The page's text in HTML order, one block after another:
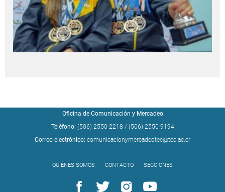
Oficina de Comunicación y Mercadeo
Teléfono: (506) 2550-2218 / (506) 2550-9194
Correo electrónico: comunicacionymercadeotec@tec.ac.cr
QUIÉNES SOMOS CONTACTO SECCIONES